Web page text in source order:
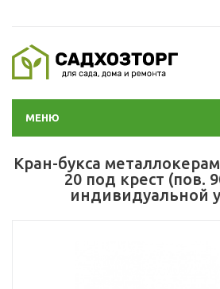
МЕНЮ
Кран-букса
20 под крест (пов.
индивидуальной